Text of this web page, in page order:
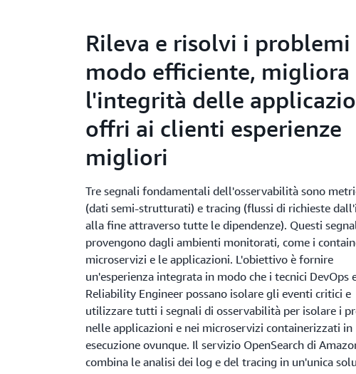
Rileva e risolvi i problemi
modo efficiente, migliora
l'integrità delle
offri ai clienti esperienze
migliori
Tre segnali fondamentali dell'osservabilità sono
(dati semi-strutturati) e tracing (flussi di richieste
alla fine attraverso tutte le dipendenze). Questi
provengono dagli ambienti monitorati, come i
microservizi e le applicazioni. L'obiettivo è fornire
un'esperienza integrata in modo che i tecnici DevOps
Reliability Engineer possano isolare gli eventi critici e
utilizzare tutti i segnali di osservabilità per isolare i
nelle applicazioni e nei microservizi containerizzati in
esecuzione ovunque. Il servizio OpenSearch di
combina le analisi dei log e del tracing in un'unica